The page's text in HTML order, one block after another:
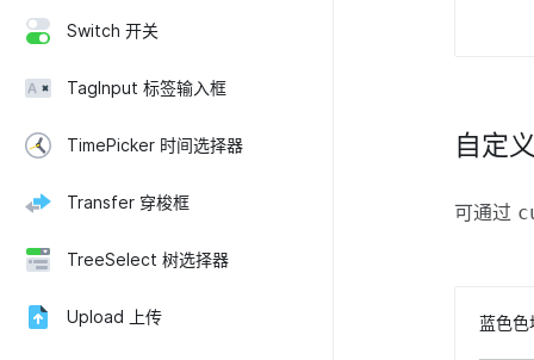
Switch 开关
TagInput 标签输入框
TimePicker 时间选择器
Transfer 穿梭框
TreeSelect 树选择器
Upload 上传
自定
可通过
蓝色色